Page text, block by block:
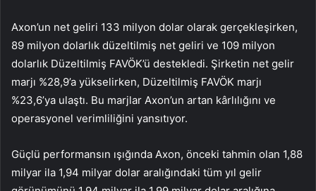
Axon’un net geliri 133 milyon dolar olarak gerçekleşirken,
89 milyon dolarlık düzeltilmiş net geliri ve 109 milyon
dolarlık Düzeltilmiş FAVÖK’ü destekledi. Şirketin net gelir
marjı %28,9’a yükselirken, Düzeltilmiş FAVÖK marjı
%23,6’ya ulaştı. Bu marjlar Axon’un artan kârlılığını ve
operasyonel verimliliğini yansıtıyor.
Güçlü performansın ışığında Axon, önceki tahmin olan 1,88
milyar ila 1,94 milyar dolar aralığındaki tüm yıl gelir